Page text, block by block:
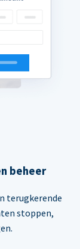
beheer
terugkerende
stoppen,